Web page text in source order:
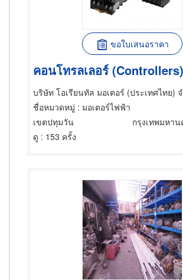
ขอใบเสนอราคา
คอนโทรลเลอร์ (Controllers)
บริษัท โอเรียนทัล มอเตอร์ (ประเทศไทย)
ชื่อหมวดหมู่ : มอเตอร์ไฟฟ้า
เขตปทุมวัน
กรุงเทพมหาน
ดู : 153 ครั้ง